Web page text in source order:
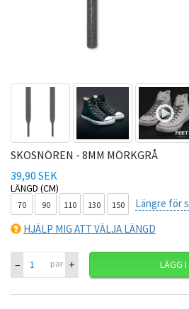
SKOSNÖREN - 8MM MÖRKGRÅ
39,90 SEK
LÄNGD (CM)
70 90 110 130 150
Längre för
HJÄLP MIG ATT VÄLJA LÄNGD
– par + LÄGG